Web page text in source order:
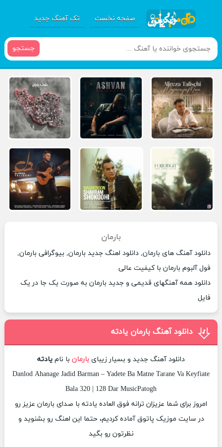
صفحه نخست تک آهنگ جدید
جستجو
بارمان
دانلود آهنگ های بارمان, دانلود اهنگ جدید بارمان, بیوگرافی بارمان,
فول آلبوم بارمان با کیفیت عالی
دانلود همه آهنگهای قدیمی و جدید بارمان به صورت یک جا در یک
فایل
دانلود آهنگ بارمان یادته
دانلود آهنگ جدید و بسیار زیبای بارمان با نام یادته
Danlod Ahanage Jadid Barman – Yadete Ba Matne Tarane Va Keyfiate
Bala 320 | 128 Dar MusicPatogh
امروز برای شما عزیزان ترانه فوق العاده یادته با صدای بارمان عزیز رو
در سایت موزیک پاتوق آماده کردیم، حتما این اهنگ رو بشنوید و
نظرتون رو بگید